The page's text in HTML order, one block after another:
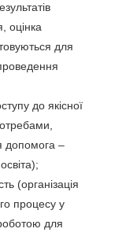
оцінка
для
до якісної
допомога –
(організація
процесу у
для